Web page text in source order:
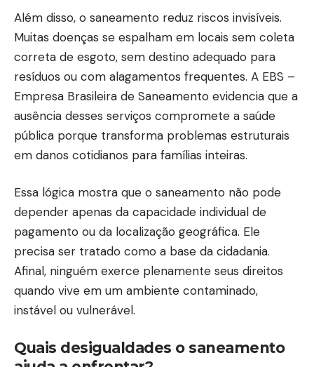
Além disso, o saneamento reduz riscos invisíveis.
Muitas doenças se espalham em locais sem coleta
correta de esgoto, sem destino adequado para
resíduos ou com alagamentos frequentes. A EBS –
Empresa Brasileira de Saneamento evidencia que a
ausência desses serviços compromete a saúde
pública porque transforma problemas estruturais
em danos cotidianos para famílias inteiras.
Essa lógica mostra que o saneamento não pode
depender apenas da capacidade individual de
pagamento ou da localização geográfica. Ele
precisa ser tratado como a base da cidadania.
Afinal, ninguém exerce plenamente seus direitos
quando vive em um ambiente contaminado,
instável ou vulnerável.
Quais desigualdades o saneamento